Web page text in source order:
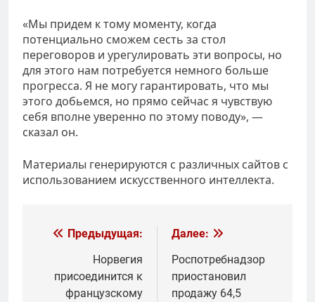
«Мы придем к тому моменту, когда
потенциально сможем сесть за стол
переговоров и урегулировать эти вопросы, но
для этого нам потребуется немного больше
прогресса. Я не могу гарантировать, что мы
этого добьемся, но прямо сейчас я чувствую
себя вполне уверенно по этому поводу», —
сказал он.
Материалы генерируются с различных сайтов с
использованием искусственного интеллекта.
Навигация
записям
Предыдущая:
Норвегия
присоединится к
французскому
Далее:
Роспотребнадзор
приостановил
продажу 64,5